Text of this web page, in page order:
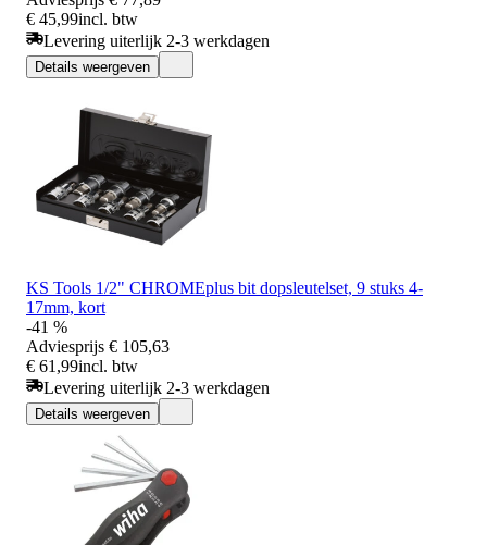
€ 45,99incl. btw
Levering uiterlijk 2-3 werkdagen
Details weergeven
KS Tools 1/2" CHROMEplus bit dopsleutelset, 9 stuks 4-
17mm, kort
-41 %
Adviesprijs € 105,63
€ 61,99incl. btw
Levering uiterlijk 2-3 werkdagen
Details weergeven